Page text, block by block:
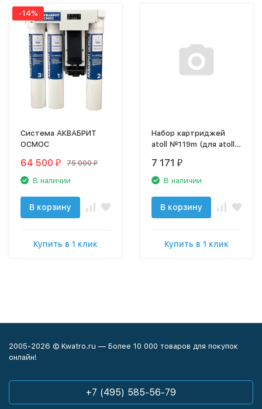
-14%
Система АКВАБРИТ
ОСМОС
64 500 ₽ 75 000 ₽
В наличии
В корзину
Купить в 1 клик
Набор картриджей
atoll №119m (для atoll
7 171 ₽
В наличии
В корзину
Купить в 1 клик
2005-2026 © Kwatro.ru — Более 10 000 товаров для покупок
онлайн!
+7 (495) 585-56-79